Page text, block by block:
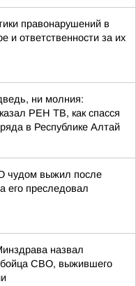
правонарушений в
и ответственности за их
ни молния:
РЕН ТВ, как спасся
в Республике Алтай
чудом выжил после
его преследовал
назвал
СВО, выжившего